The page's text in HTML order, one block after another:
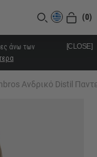
(0)
άνω των
[CLOSE]
Ανδρικό Distil